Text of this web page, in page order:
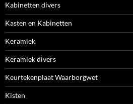
Kabinetten divers
Kasten en Kabinetten
Keramiek
Keramiek divers
Keurtekenplaat Waarborgwet
Kisten